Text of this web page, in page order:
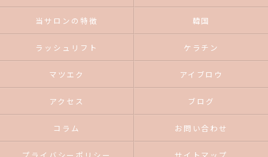
当サロンの特徴 韓国
ラッシュリフト ケラチン
マツエク アイブロウ
アクセス ブログ
コラム お問い合わせ